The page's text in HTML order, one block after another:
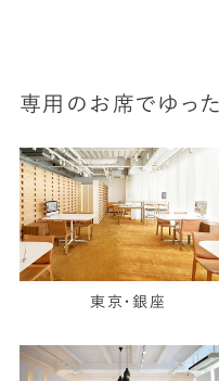
専用のお席でゆっ
東京・銀座